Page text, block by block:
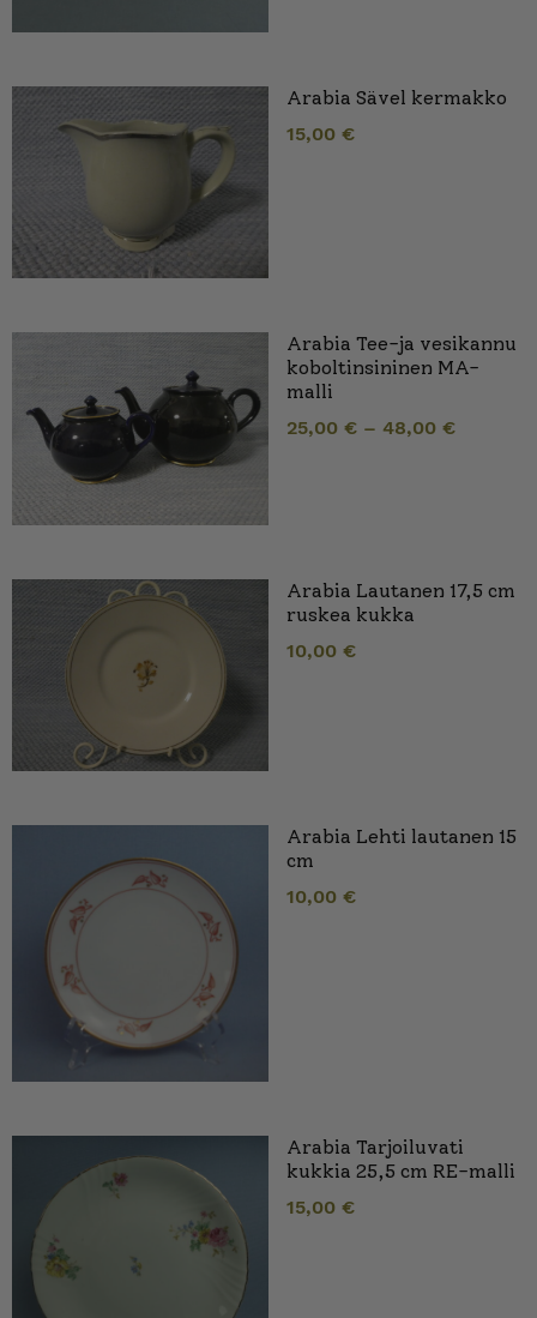
Arabia Sävel kermakko
15,00 €
Arabia Tee-ja vesikannu
koboltinsininen MA-
malli
25,00 € – 48,00 €
Arabia Lautanen 17,5 cm
ruskea kukka
10,00 €
Arabia Lehti lautanen 15
cm
10,00 €
Arabia Tarjoiluvati
kukkia 25,5 cm RE-malli
15,00 €